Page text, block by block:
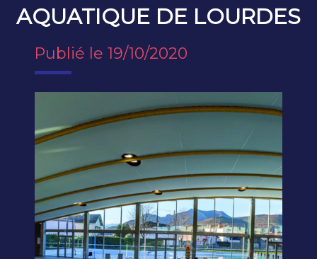
AQUATIQUE DE LOURDES
Publié le 19/10/2020